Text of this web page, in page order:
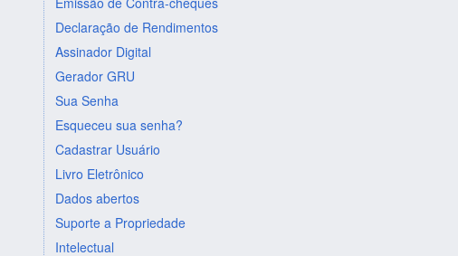
Declaração de Rendimentos
Assinador Digital
Gerador GRU
Sua Senha
Esqueceu sua senha?
Cadastrar Usuário
Livro Eletrônico
Dados abertos
Suporte a Propriedade
Intelectual